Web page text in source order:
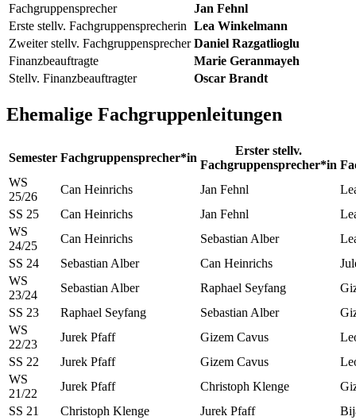
Fachgruppensprecher
Jan Fehnl
Erste stellv. Fachgruppensprecherin Lea Winkelmann
Zweiter stellv. Fachgruppensprecher Daniel Razgatlioglu
Finanzbeauftragte
Marie Geranmayeh
Stellv. Finanzbeauftragter
Oscar Brandt
Ehemalige Fachgruppenleitungen
Semester Fachgruppensprecher*in
Erster stellv.
Fachgruppensprecher*in
WS
25/26
Can Heinrichs Jan Fehnl
SS 25
Can Heinrichs Jan Fehnl
WS
24/25
Can Heinrichs Sebastian Alber
SS 24
Sebastian Alber Can Heinrichs
WS
23/24
Sebastian Alber Raphael Seyfang
SS 23
Raphael Seyfang Sebastian Alber
WS
22/23
Jurek Pfaff Gizem Cavus
SS 22
Jurek Pfaff Gizem Cavus
WS
21/22
Jurek Pfaff Christoph Klenge
SS 21
Christoph Klenge Jurek Pfaff